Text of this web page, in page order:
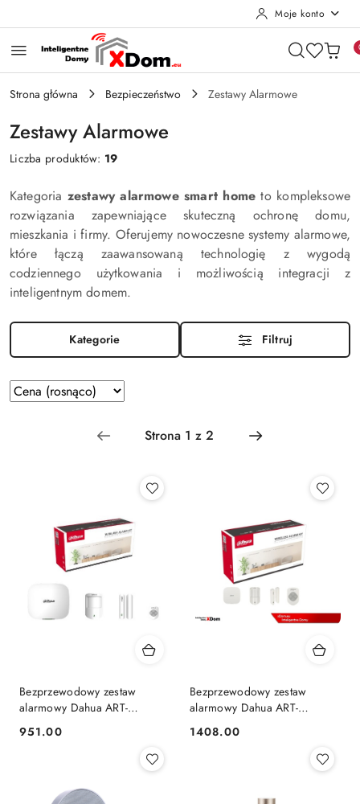
Moje konto
Strona główna Bezpieczeństwo Zestawy Alarmowe
Zestawy Alarmowe
Liczba produktów: 19
Kategoria zestawy alarmowe smart home to kompleksowe
rozwiązania zapewniające skuteczną ochronę domu,
mieszkania i firmy. Oferujemy nowoczesne systemy alarmowe,
które łączą zaawansowaną technologię z wygodą
codziennego użytkowania i możliwością integracji z
inteligentnym domem.
Kategorie Filtruj
Zastosowano
sortowanie:
Sortuj
według
Bezprzewodowy zestaw
alarmowy Dahua ART-
ARC3000H-03-GW2(868)
Cena:
951.00
Bezprzewodowy zestaw
alarmowy Dahua ART-
ARC3000H-03-FW2(868)
Cena:
1408.00